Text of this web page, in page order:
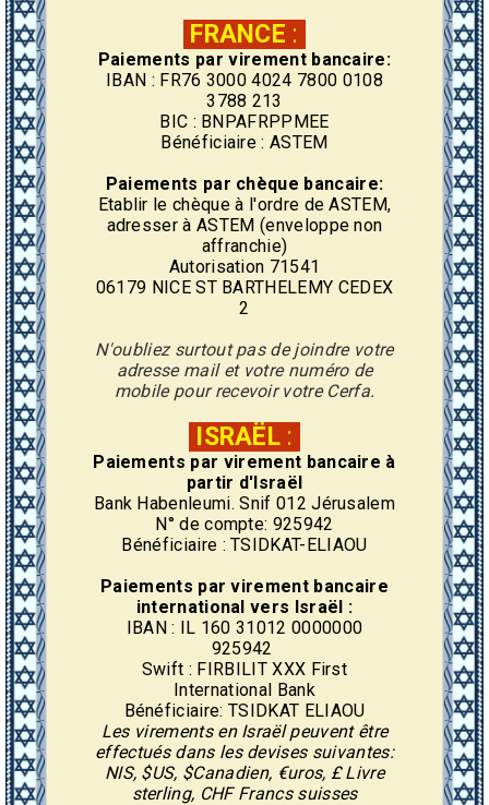
FRANCE :
Paiements par virement bancaire:
IBAN : FR76 3000 4024 7800 0108
3788 213
BIC : BNPAFRPPMEE
Bénéficiaire : ASTEM
Paiements par chèque bancaire:
Etablir le chèque à l'ordre de ASTEM,
adresser à ASTEM (enveloppe non
affranchie)
Autorisation 71541
06179 NICE ST BARTHELEMY CEDEX
2
N'oubliez surtout pas de joindre votre
adresse mail et votre numéro de
mobile pour recevoir votre Cerfa.
ISRAËL :
Paiements par virement bancaire à
partir d'Israël
Bank Habenleumi. Snif 012 Jérusalem
N° de compte: 925942
Bénéficiaire : TSIDKAT-ELIAOU
Paiements par virement bancaire
international vers Israël :
IBAN : IL 160 31012 0000000
925942
Swift : FIRBILIT XXX First
International Bank
Bénéficiaire: TSIDKAT ELIAOU
Les virements en Israël peuvent être
effectués dans les devises suivantes:
NIS, $US, $Canadien, €uros, £ Livre
sterling, CHF Francs suisses